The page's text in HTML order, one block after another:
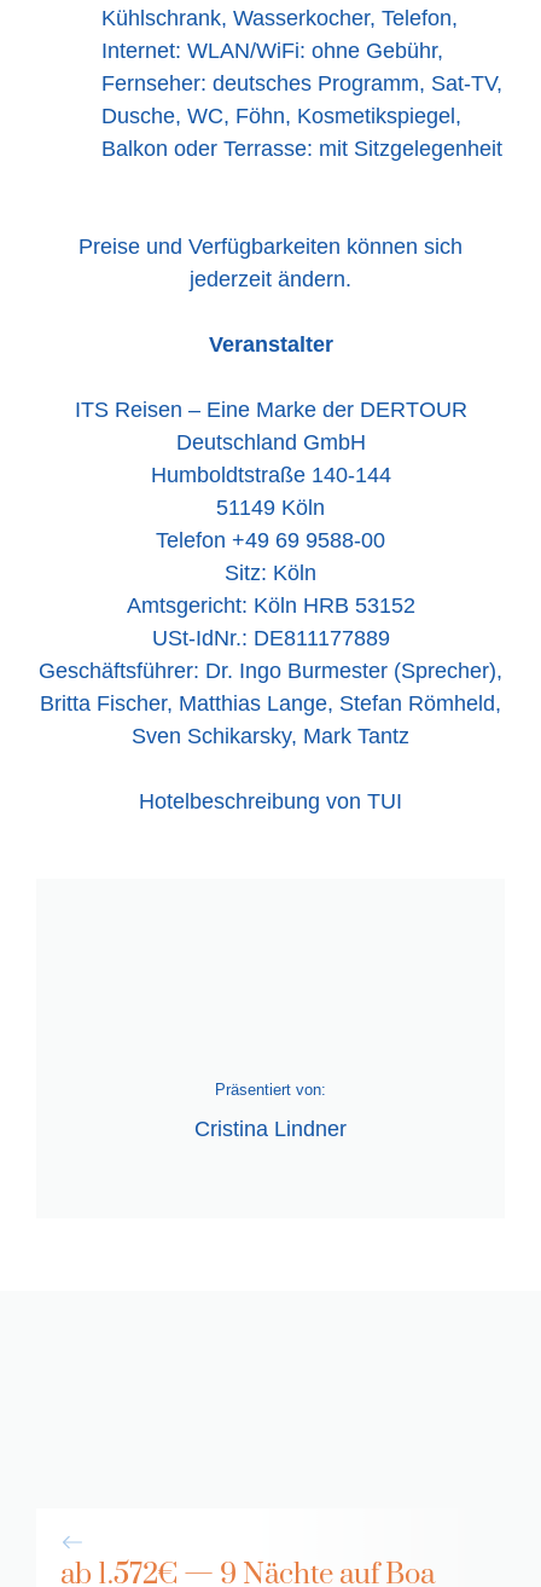
Kühlschrank, Wasserkocher, Telefon,
Internet: WLAN/WiFi: ohne Gebühr,
Fernseher: deutsches Programm, Sat-TV,
Dusche, WC, Föhn, Kosmetikspiegel,
Balkon oder Terrasse: mit Sitzgelegenheit
Preise und Verfügbarkeiten können sich
jederzeit ändern.
Veranstalter
ITS Reisen – Eine Marke der DERTOUR
Deutschland GmbH
Humboldtstraße 140-144
51149 Köln
Telefon +49 69 9588-00
Sitz: Köln
Amtsgericht: Köln HRB 53152
USt-IdNr.: DE811177889
Geschäftsführer: Dr. Ingo Burmester (Sprecher),
Britta Fischer, Matthias Lange, Stefan Römheld,
Sven Schikarsky, Mark Tantz
Hotelbeschreibung von TUI
Präsentiert von:
Cristina Lindner
ab 1.572€ — 9 Nächte auf Boa